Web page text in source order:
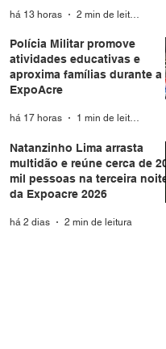
há 13 horas 2 min de leitura
Polícia Militar promove
atividades educativas e
aproxima famílias durante a
ExpoAcre
há 17 horas 1 min de leitura
Natanzinho Lima arrasta
multidão e reúne cerca de 20
mil pessoas na terceira noite
da Expoacre 2026
há 2 dias 2 min de leitura